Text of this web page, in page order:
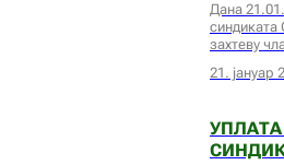
Дана
синдиката
захтеву
21. јануар